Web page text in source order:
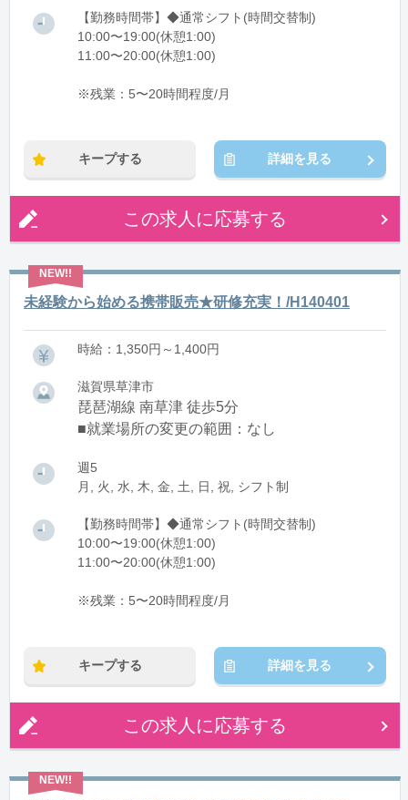
【勤務時間帯】◆通常シフト(時間交替制)
10:00〜19:00(休憩1:00)
11:00〜20:00(休憩1:00)
※残業：5〜20時間程度/月
キープする 詳細を見る
この求人に応募する
未経験から始める携帯販売★研修充実！/H140401
時給：1,350円～1,400円
滋賀県草津市
琵琶湖線 南草津 徒歩5分
■就業場所の変更の範囲：なし
週5
月, 火, 水, 木, 金, 土, 日, 祝, シフト制
【勤務時間帯】◆通常シフト(時間交替制)
10:00〜19:00(休憩1:00)
11:00〜20:00(休憩1:00)
※残業：5〜20時間程度/月
キープする 詳細を見る
この求人に応募する